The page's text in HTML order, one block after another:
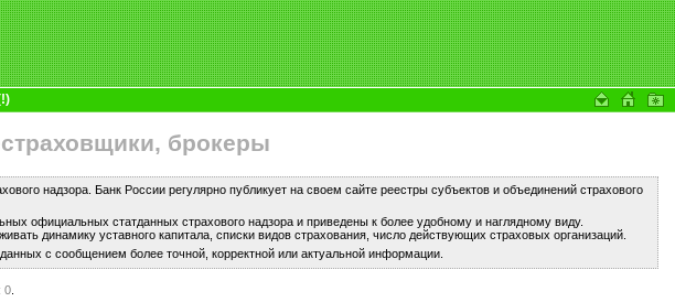
брокеры
надзора. Банк России регулярно публикует на своем сайте реестры субъектов и объединений страхового
официальных статданных страхового надзора и приведены к более удобному и наглядному виду.
динамику уставного капитала, списки видов страхования, число действующих страховых организаций.
с сообщением более точной, корректной или актуальной информации.
0